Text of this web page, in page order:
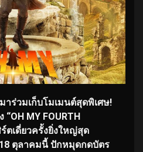
าร่วมเก็บโมเมนต์สุดพิเศษ!
MY FOURTH
ร์ตเดี่ยวครั้งยิ่งใหญ่สุด
ตุลาคมนี้ ปักหมุดกดบัตร